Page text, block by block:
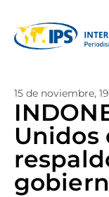
15 de noviembre,
Unidos